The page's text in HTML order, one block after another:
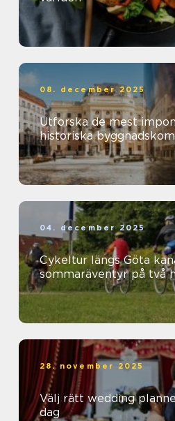
08. december 2025
Utforska de mest
historiska
04. december 2025
Cykeltur längs Göta
sommaräventyr på två
28. november 2025
Välj rätt wedding
dag